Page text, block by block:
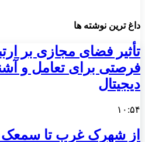
داغ ترین نوشته ها
تأثیر فضای مجازی بر
فرصتی برای تعامل و
دیجیتال
۱۰:۵۴
از شهرک غرب تا سمعک